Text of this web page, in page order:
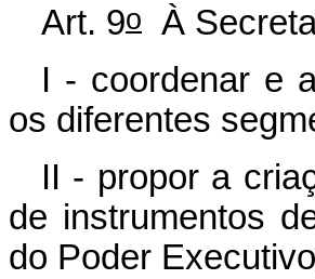
Art. 9o
À
I - coordenar e
os diferentes
II - propor a
de instrumentos
do Poder